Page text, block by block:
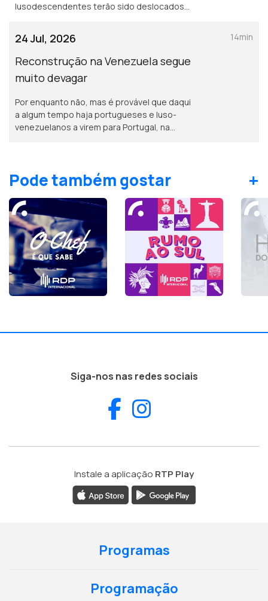
lusodescendentes terão sido deslocados
eleitoral próprio.
24 Jul, 2026
Reconstrução na Venezuela segue
muito devagar
Por enquanto não, mas é provável que daqui
a algum tempo haja portugueses e luso-
venezuelanos a virem para Portugal, na
14min
Pode também gostar +
Siga-nos nas redes sociais
Facebook
Instale a aplicação RTP Play
Programas
Programação